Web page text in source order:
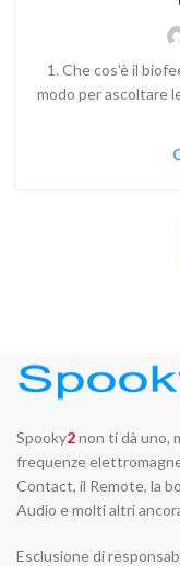
1. Che cos'è il
modo per ascoltare
Spooky2non ti dà uno,
frequenze
Contact, il Remote, la
Audio e molti altri
Esclusione di